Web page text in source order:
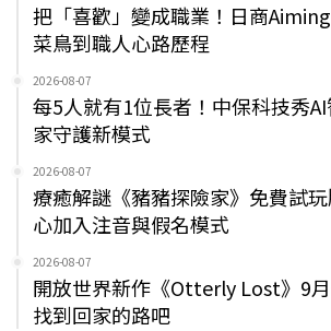
把「喜歡」變成職業！日商
菜鳥到職人心路歷程
2026-08-07
每5人就有1位長者！中保科技秀
家守護新模式
2026-08-07
療癒解謎《豬豬探險家》免費試
心加入注音與假名模式
2026-08-07
開放世界新作《Otterly Lost》9
找到回家的路吧